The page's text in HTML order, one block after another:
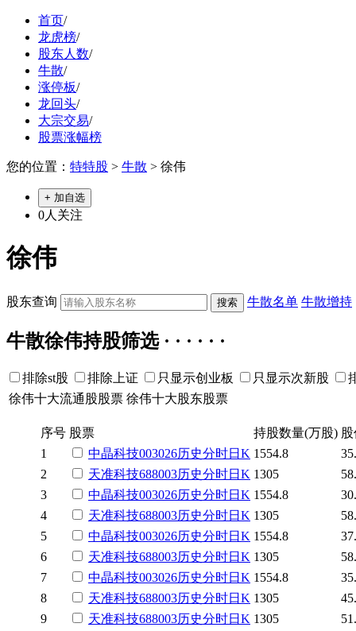
首页/
龙虎榜/
股东人数/
牛散/
涨停板/
龙回头/
大宗交易/
股票涨幅榜
您的位置： 特特股 > 牛散 > 徐伟
+ 加自选
0人关注
徐伟
股东查询 牛散名单 牛散增持
牛散徐伟持股筛选 · · · · · ·
排除st股 排除上证 只显示创业板 只显示次新股
徐伟十大流通股股票 徐伟十大股东股票
序号 股票 持股数量(万股)
1
中晶科技003026历史分时日K 1554.8
2
天准科技688003历史分时日K 1305
3
中晶科技003026历史分时日K 1554.8
4
天准科技688003历史分时日K 1305
5
中晶科技003026历史分时日K 1554.8
6
天准科技688003历史分时日K 1305
7
中晶科技003026历史分时日K 1554.8
8
天准科技688003历史分时日K 1305
9
天准科技688003历史分时日K 1305